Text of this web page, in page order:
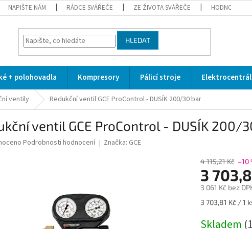
NAPIŠTE NÁM RÁDCE SVÁŘEČE ZE ŽIVOTA SVÁŘEČE HODNOCENÍ
HLEDAT
+ polohovadla Kompresory Pálicí stroje
ventily Redukční ventil GCE ProControl - DUSÍK 200/30 bar
ventil GCE ProControl - DUSÍK 200/
Podrobnosti hodnocení Značka: GCE
4 115,21 Kč –10
3
3 061 Kč bez
Měrná
3 703,81 Kč / 1
Skladem